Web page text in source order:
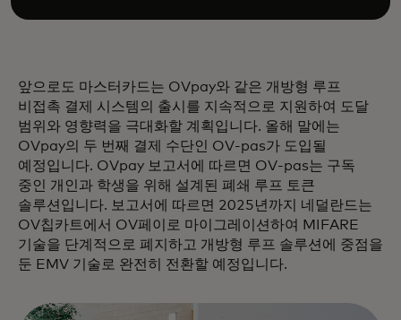
앞으로도 마스터카드는 OVpay와 같은 개방형 루프
비접촉 결제 시스템의 출시를 지속적으로 지원하여 도달
범위와 영향력을 극대화할 계획입니다. 올해 말에는
OVpay의 두 번째 결제 수단인 OV-pas가 도입될
예정입니다. OVpay 보고서에 따르면 OV-pas는 구독
중인 개인과 학생을 위해 설계된 폐쇄 루프 토큰
솔루션입니다. 보고서에 따르면 2025년까지 네덜란드는
OV칩카트에서 OV페이로 마이그레이션하여 MIFARE
기술을 단계적으로 폐지하고 개방형 루프 솔루션에 중점을
둔 EMV 기술로 완전히 전환할 예정입니다.